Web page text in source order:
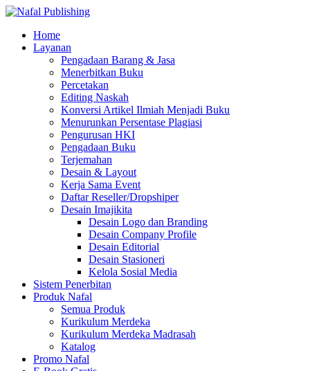
Home
Layanan
Pengadaan Barang & Jasa
Menerbitkan Buku
Percetakan
Editing Naskah
Konversi Artikel Ilmiah Menjadi Buku
Menurunkan Persentase Plagiasi
Pengurusan HKI
Pengadaan Buku
Terjemahan
Desain & Layout
Kerja Sama Event
Daftar Reseller/Dropshiper
Desain Imajikita
Desain Logo dan Branding
Desain Company Profile
Desain Editorial
Desain Stasioneri
Kelola Sosial Media
Sistem Penerbitan
Produk Nafal
Semua Produk
Kurikulum Merdeka
Kurikulum Merdeka Madrasah
Katalog
Promo Nafal